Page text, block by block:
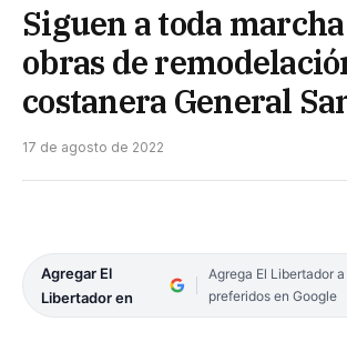
Siguen a toda
obras de
costanera General
17 de agosto de 2022
Agregar El
Libertador en
Agrega El Libertador
preferidos en Google